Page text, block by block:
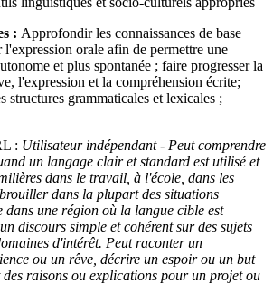
: Approfondir les connaissances de base
orale afin de permettre une
et plus spontanée ; faire progresser la
l'expression et la compréhension écrite;
structures grammaticales et lexicales ;
: Utilisateur indépendant - Peut comprendre
un langage clair et standard est utilisé et
dans le travail, à l'école, dans les
dans la plupart des situations
dans une région où la langue cible est
discours simple et cohérent sur des sujets
d'intérêt. Peut raconter un
ou un rêve, décrire un espoir ou un but
des raisons ou explications pour un projet ou